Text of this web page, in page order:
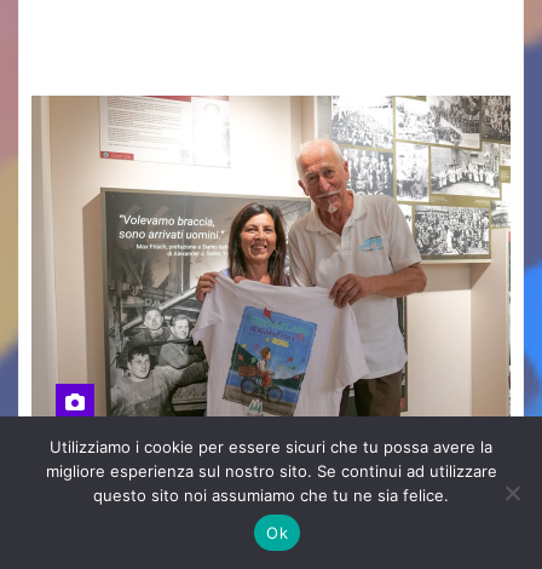
EVENTI BELLUNO E PROVINCIA SPORT
GIRO DEL LAGO DI SANTA CROCE
2026, APPUNTAMENTO PER
Utilizziamo i cookie per essere sicuri che tu possa avere la
migliore esperienza sul nostro sito. Se continui ad utilizzare
questo sito noi assumiamo che tu ne sia felice.
Ok